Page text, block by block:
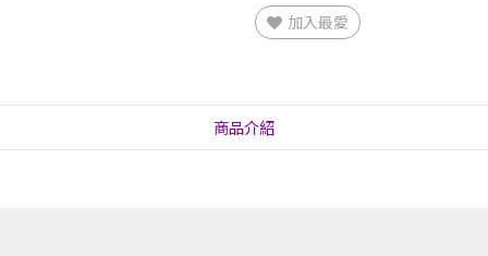
加入最愛
商品介紹